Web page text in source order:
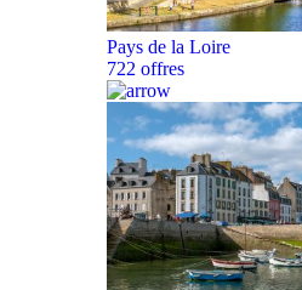
Pays de la Loire
722 offres